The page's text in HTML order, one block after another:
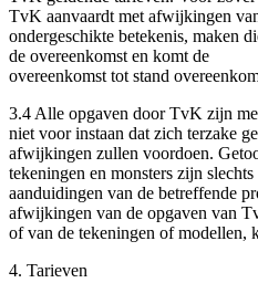
TvK aanvaardt met afwijkingen
ondergeschikte betekenis, maken
de overeenkomst en komt de
overeenkomst tot stand
3.4 Alle opgaven door TvK zijn
niet voor instaan dat zich terzake
afwijkingen zullen voordoen.
tekeningen en monsters zijn slechts
aanduidingen van de betreffende
afwijkingen van de opgaven van
of van de tekeningen of modellen,
4. Tarieven